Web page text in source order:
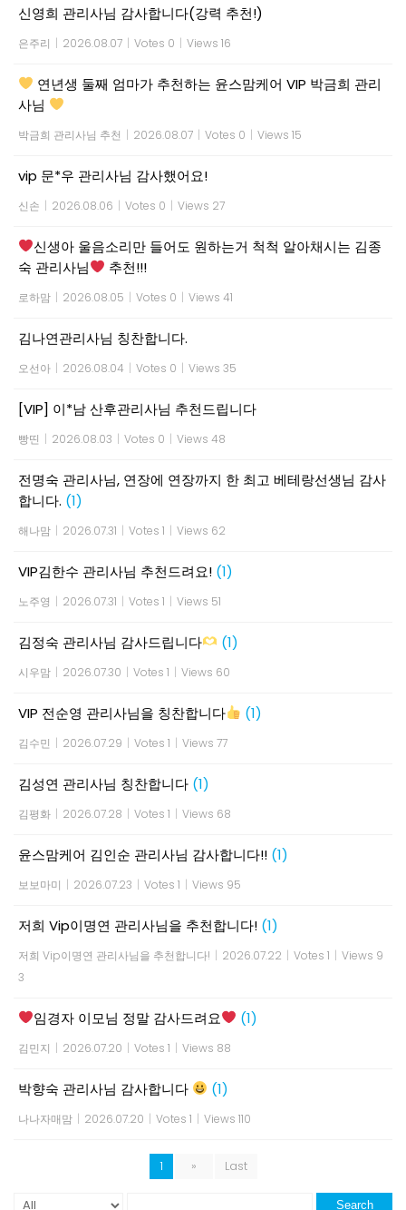
신영희 관리사님 감사합니다(강력 추천!)
은주리 | 2026.08.07 | Votes 0 | Views 16
연년생 둘째 엄마가 추천하는 윤스맘케어 VIP 박금희 관리
사님
박금희 관리사님 추천 | 2026.08.07 | Votes 0 | Views 15
vip 문*우 관리사님 감사했어요!
신손 | 2026.08.06 | Votes 0 | Views 27
신생아 울음소리만 들어도 원하는거 척척 알아채시는 김종
숙 관리사님
추천!!!
로하맘 | 2026.08.05 | Votes 0 | Views 41
김나연관리사님 칭찬합니다.
오선아 | 2026.08.04 | Votes 0 | Views 35
[VIP] 이*남 산후관리사님 추천드립니다
빵띤 | 2026.08.03 | Votes 0 | Views 48
전명숙 관리사님, 연장에 연장까지 한 최고 베테랑선생님 감사
합니다. (1)
해나맘 | 2026.07.31 | Votes 1 | Views 62
VIP김한수 관리사님 추천드려요! (1)
노주영 | 2026.07.31 | Votes 1 | Views 51
김정숙 관리사님 감사드립니다 (1)
시우맘 | 2026.07.30 | Votes 1 | Views 60
VIP 전순영 관리사님을 칭찬합니다 (1)
김수민 | 2026.07.29 | Votes 1 | Views 77
김성연 관리사님 칭찬합니다 (1)
김평화 | 2026.07.28 | Votes 1 | Views 68
윤스맘케어 김인순 관리사님 감사합니다!! (1)
보보마미 | 2026.07.23 | Votes 1 | Views 95
저희 Vip이명연 관리사님을 추천합니다! (1)
저희 Vip이명연 관리사님을 추천합니다! | 2026.07.22 | Votes 1 | Views 9
3
임경자 이모님 정말 감사드려요 (1)
김민지 | 2026.07.20 | Votes 1 | Views 88
박향숙 관리사님 감사합니다 (1)
나나자매맘 | 2026.07.20 | Votes 1 | Views 110
1 » Last
Search